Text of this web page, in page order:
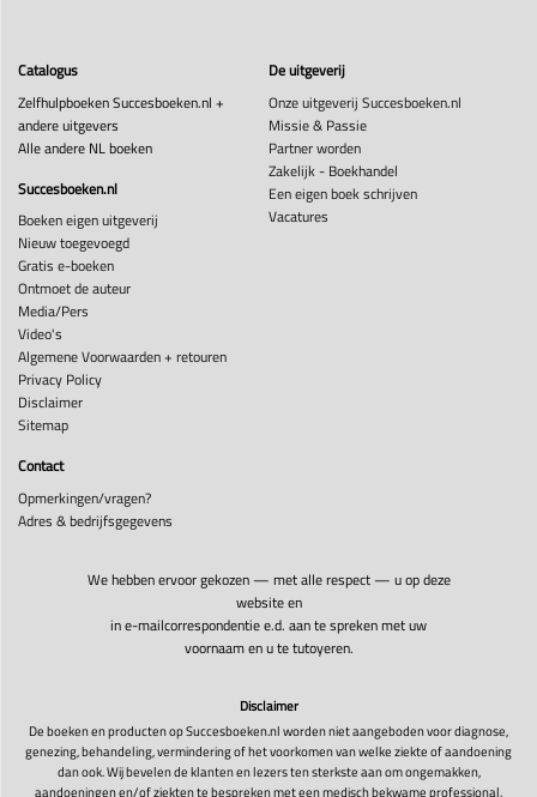
Catalogus
Zelfhulpboeken Succesboeken.nl +
andere uitgevers
Alle andere NL boeken
Succesboeken.nl
Boeken eigen uitgeverij
Nieuw toegevoegd
Gratis e-boeken
Ontmoet de auteur
Media/Pers
Video's
Algemene Voorwaarden + retouren
Privacy Policy
Disclaimer
Sitemap
De uitgeverij
Onze uitgeverij Succesboeken.nl
Missie & Passie
Partner worden
Zakelijk - Boekhandel
Een eigen boek schrijven
Vacatures
Contact
Opmerkingen/vragen?
Adres & bedrijfsgegevens
We hebben ervoor gekozen — met alle respect — u op deze
website en
in e-mailcorrespondentie e.d. aan te spreken met uw
voornaam en u te tutoyeren.
Disclaimer
De boeken en producten op Succesboeken.nl worden niet aangeboden voor diagnose,
genezing, behandeling, vermindering of het voorkomen van welke ziekte of aandoening
dan ook. Wij bevelen de klanten en lezers ten sterkste aan om ongemakken,
aandoeningen en/of ziekten te bespreken met een medisch bekwame professional.